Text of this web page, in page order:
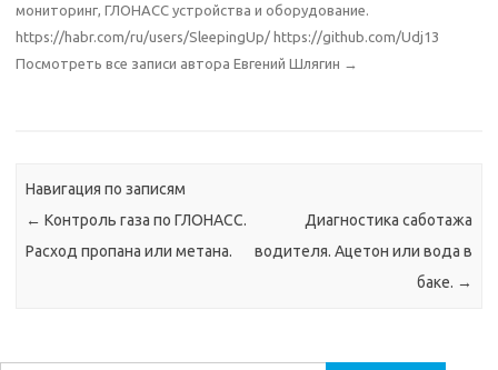
мониторинг, ГЛОНАСС устройства и оборудование.
https://habr.com/ru/users/SleepingUp/ https://github.com/Udj13
Посмотреть все записи автора Евгений Шлягин
→
Навигация по записям
← Контроль газа по ГЛОНАСС.
Расход пропана или метана.
Диагностика саботажа
водителя. Ацетон или вода в
баке. →